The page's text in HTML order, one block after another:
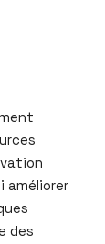
améliorer
des